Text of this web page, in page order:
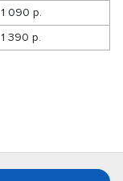
1 090 р.
1 390 р.